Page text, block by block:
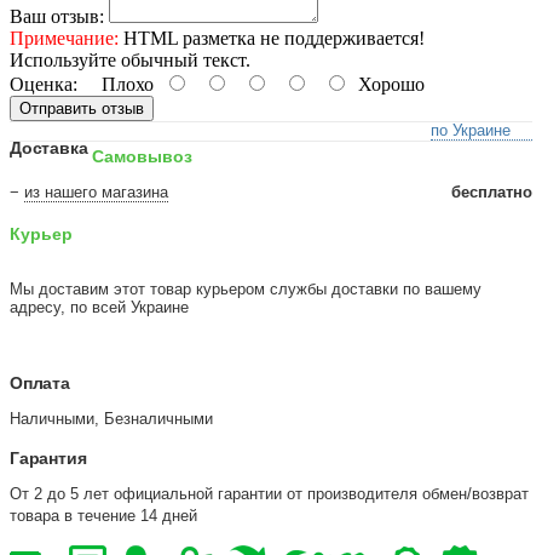
Ваш отзыв:
Примечание: HTML разметка не поддерживается!
Используйте обычный текст.
Оценка: Плохо Хорошо
Отправить отзыв
Доставка
по Украине
Самовывоз
− из нашего магазина бесплатно
Курьер
Мы доставим этот товар курьером службы доставки по вашему
адресу, по всей Украине
Оплата
Наличными, Безналичными
Гарантия
От 2 до 5 лет официальной гарантии от производителя обмен/возврат
товара в течение 14 дней